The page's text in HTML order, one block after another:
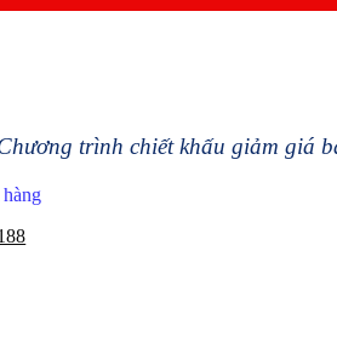
trình chiết khấu giảm giá